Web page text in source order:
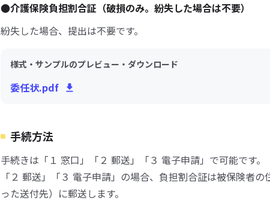
●介護保険負担割合証（破損のみ。紛失した場合は不要）
紛失した場合、提出は不要です。
様式・サンプルのプレビュー・ダウンロード
委任状.pdf
手続方法
手続きは「１ 窓口」「２ 郵送」「３ 電子申請」で可能です。
「２ 郵送」「３ 電子申請」の場合、負担割合証は被保険者
った送付先）に郵送します。